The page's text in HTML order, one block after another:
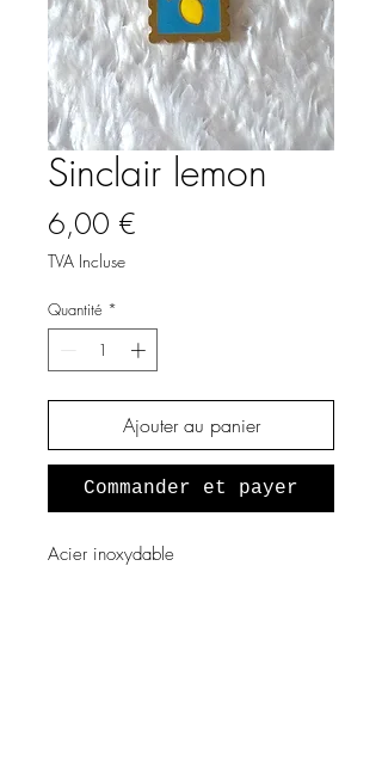
Sinclair lemon
6,00 €
TVA Incluse
Quantité *
Ajouter au panier
Commander et payer
Acier inoxydable